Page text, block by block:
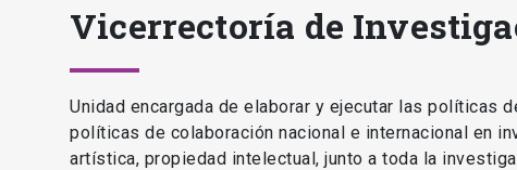
Vicerrectoría de
Unidad encargada de elaborar y ejecutar las políticas
políticas de colaboración nacional e internacional en
artística, propiedad intelectual, junto a toda la